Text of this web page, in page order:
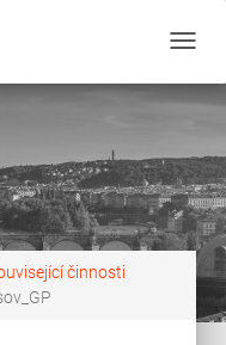
činnosti